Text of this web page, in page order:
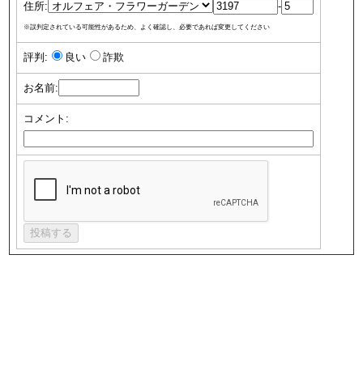
住所: -
※誤判定されている可能性があるため、よく確認し、必要であれば変更してください
評判: 良い 詐欺
お名前:
コメント: